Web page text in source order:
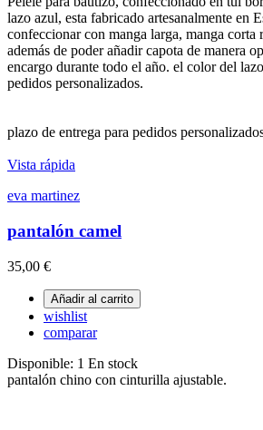
lazo azul, esta fabricado artesanalmente en
confeccionar con manga larga, manga corta
además de poder añadir capota de manera
encargo durante todo el año. el color del
pedidos personalizados.
plazo de entrega para pedidos
Vista rápida
eva martinez
pantalón camel
35,00 €
Añadir al carrito
wishlist
comparar
Disponible: 1 En stock
pantalón chino con cinturilla ajustable.